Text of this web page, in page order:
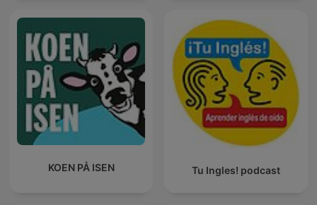
KOEN PÅ ISEN Tu Ingles! podcast